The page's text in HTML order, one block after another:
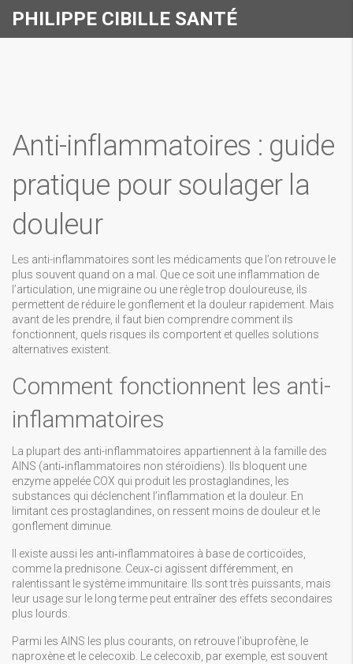
PHILIPPE CIBILLE SANTÉ
Anti-inflammatoires : guide
pratique pour soulager la
douleur
Les anti-inflammatoires sont les médicaments que l’on retrouve le
plus souvent quand on a mal. Que ce soit une inflammation de
l’articulation, une migraine ou une règle trop douloureuse, ils
permettent de réduire le gonflement et la douleur rapidement. Mais
avant de les prendre, il faut bien comprendre comment ils
fonctionnent, quels risques ils comportent et quelles solutions
alternatives existent.
Comment fonctionnent les anti-
inflammatoires
La plupart des anti-inflammatoires appartiennent à la famille des
AINS (anti‑inflammatoires non stéroïdiens). Ils bloquent une
enzyme appelée COX qui produit les prostaglandines, les
substances qui déclenchent l’inflammation et la douleur. En
limitant ces prostaglandines, on ressent moins de douleur et le
gonflement diminue.
Il existe aussi les anti‑inflammatoires à base de corticoïdes,
comme la prednisone. Ceux‑ci agissent différemment, en
ralentissant le système immunitaire. Ils sont très puissants, mais
leur usage sur le long terme peut entraîner des effets secondaires
plus lourds.
Parmi les AINS les plus courants, on retrouve l’ibuprofène, le
naproxène et le celecoxib. Le celecoxib, par exemple, est souvent